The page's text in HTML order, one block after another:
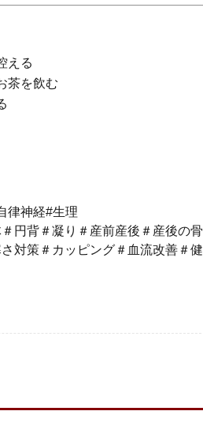
える
茶を飲む
律神経#生理
円背＃凝り＃産前産後＃産後の骨
対策＃カッピング＃血流改善＃健